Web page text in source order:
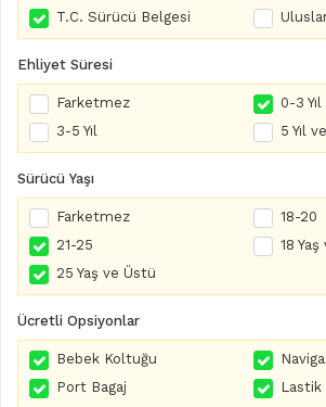
T.C. Sürücü Belgesi
Ehliyet Süresi
Farketmez
0-3 Yıl
3-5 Yıl
5 Yıl
Sürücü Yaşı
Farketmez
18-20
21-25
18
25 Yaş ve Üstü
Ücretli Opsiyonlar
Bebek Koltuğu
Port Bagaj
Lastik